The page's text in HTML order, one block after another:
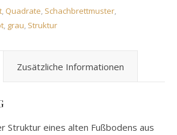
, Quadrate, Schachbrettmuster,
, grau, Struktur
Zusätzliche Informationen
Struktur eines alten Fußbodens aus